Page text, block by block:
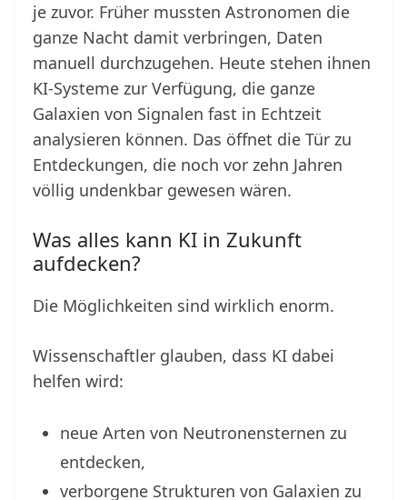
je zuvor. Früher mussten Astronomen die
ganze Nacht damit verbringen, Daten
manuell durchzugehen. Heute stehen ihnen
KI-Systeme zur Verfügung, die ganze
Galaxien von Signalen fast in Echtzeit
analysieren können. Das öffnet die Tür zu
Entdeckungen, die noch vor zehn Jahren
völlig undenkbar gewesen wären.
Was alles kann KI in Zukunft
aufdecken?
Die Möglichkeiten sind wirklich enorm.
Wissenschaftler glauben, dass KI dabei
helfen wird:
neue Arten von Neutronensternen zu
entdecken,
verborgene Strukturen von Galaxien zu